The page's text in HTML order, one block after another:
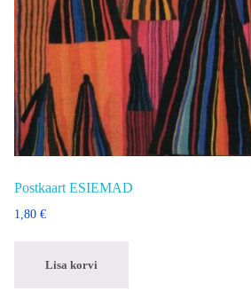
Postkaart ESIEMAD
1,80 €
Lisa korvi